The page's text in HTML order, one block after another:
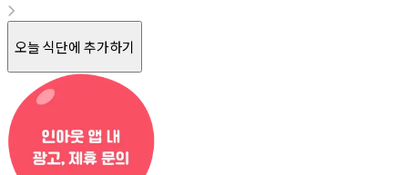
오늘 식단에 추가하기